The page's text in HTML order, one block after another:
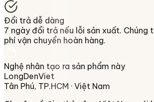
Đổi trả dễ dàng
7 ngày đổi trả nếu lỗi sản xuất. Chúng
phí vận chuyển hoàn hàng.
Nghệ nhân tạo ra sản phẩm này
LongDenViet
Tân Phú, TP.HCM · Việt Nam